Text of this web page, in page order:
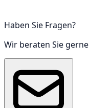
Haben Sie Fragen?
Wir beraten Sie gerne